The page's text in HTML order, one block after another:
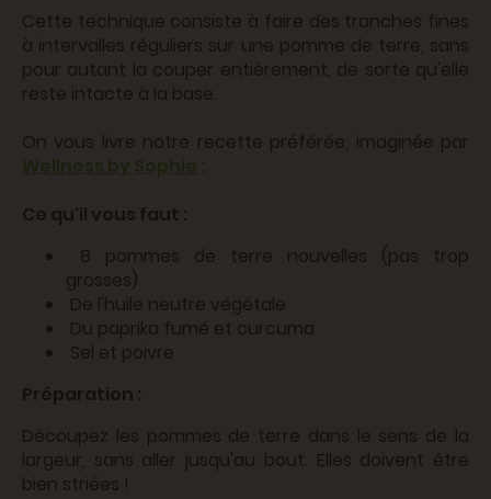
Cette technique consiste à faire des tranches fines
à intervalles réguliers sur une pomme de terre, sans
pour autant la couper entièrement, de sorte qu'elle
reste intacte à la base.
On vous livre notre recette préférée, imaginée par
Wellness by Sophie :
Ce qu'il vous faut :
8 pommes de terre nouvelles (pas trop
grosses)
De l'huile neutre végétale
Du paprika fumé et curcuma
Sel et poivre
Préparation :
Découpez les pommes de terre dans le sens de la
largeur, sans aller jusqu'au bout. Elles doivent être
bien striées !